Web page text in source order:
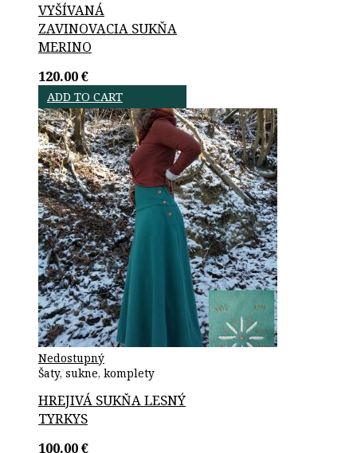
VYŠÍVANÁ
ZAVINOVACIA SUKŇA
MERINO
120.00€
ADD TO CART
Nedostupný
Šaty, sukne, komplety
HREJIVÁ SUKŇA LESNÝ
TYRKYS
100.00€